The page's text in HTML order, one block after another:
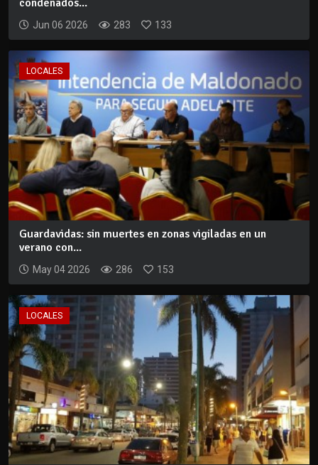
condenados...
Jun 06 2026 283 133
LOCALES
Guardavidas: sin muertes en zonas vigiladas en un
verano con...
May 04 2026 286 153
LOCALES